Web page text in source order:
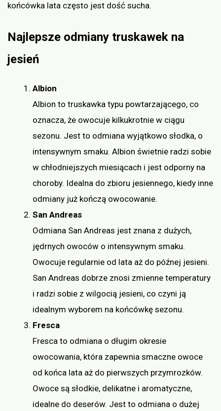
końcówka lata często jest dość sucha.
Najlepsze odmiany truskawek na
jesień
Albion
Albion to truskawka typu powtarzającego, co
oznacza, że owocuje kilkukrotnie w ciągu
sezonu. Jest to odmiana wyjątkowo słodka, o
intensywnym smaku. Albion świetnie radzi sobie
w chłodniejszych miesiącach i jest odporny na
choroby. Idealna do zbioru jesiennego, kiedy inne
odmiany już kończą owocowanie.
San Andreas
Odmiana San Andreas jest znana z dużych,
jędrnych owoców o intensywnym smaku.
Owocuje regularnie od lata aż do późnej jesieni.
San Andreas dobrze znosi zmienne temperatury
i radzi sobie z wilgocią jesieni, co czyni ją
idealnym wyborem na końcówkę sezonu.
Fresca
Fresca to odmiana o długim okresie
owocowania, która zapewnia smaczne owoce
od końca lata aż do pierwszych przymrozków.
Owoce są słodkie, delikatne i aromatyczne,
idealne do deserów. Jest to odmiana o dużej